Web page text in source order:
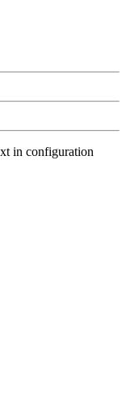
in configuration